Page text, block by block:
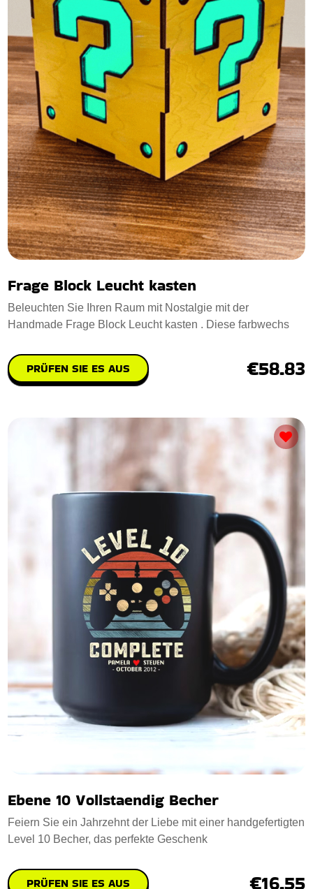
Frage Block Leucht kasten
Beleuchten Sie Ihren Raum mit Nostalgie mit der
Handmade Frage Block Leucht kasten . Diese farbwechs
PRÜFEN SIE ES AUS €58.83
Ebene 10 Vollstaendig Becher
Feiern Sie ein Jahrzehnt der Liebe mit einer handgefertigten
Level 10 Becher, das perfekte Geschenk
PRÜFEN SIE ES AUS €16.55